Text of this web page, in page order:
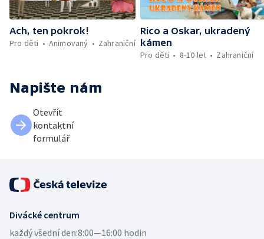
Ach, ten pokrok!
Pro děti
Animovaný Zahraniční
Rico a Oskar, ukradený
kámen
Pro děti
8-10 let Zahraniční
Napište nám
Otevřít
kontaktní
formulář
Divácké centrum
každý všední den:8:00—16:00 hodin